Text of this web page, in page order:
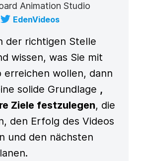
Animation Studio
EdenVideos
der richtigen Stelle
wissen, was Sie mit
erreichen wollen, dann
solide Grundlage ,
Ziele festzulegen, die
den Erfolg des Videos
und den nächsten